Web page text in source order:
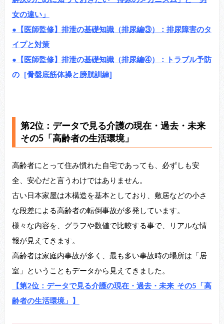
女の違い」
●【医師監修】排泄の基礎知識（排尿編③）：排尿障害のタ
イプと対策
●【医師監修】排泄の基礎知識（排尿編④）：トラブル予防
の［骨盤底筋体操と膀胱訓練]
第2位：データで見る介護の現在・過去・未来
その5「高齢者の生活環境」
高齢者にとって住み慣れた自宅であっても、必ずしも安
全、安心だと言うわけではありません。
古い日本家屋は木構造を基本としており、敷居などの小さ
な段差による高齢者の転倒事故が多発しています。
様々な内容を、グラフや数値で比較する事で、リアルな情
報が見えてきます。
高齢者は家庭内事故が多く、最も多い事故時の場所は「居
室」ということもデータから見えてきました。
【第2位：データで見る介護の現在・過去・未来 その5「高
齢者の生活環境」】